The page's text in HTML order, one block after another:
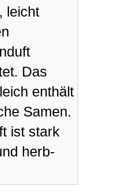
leicht
Das
enthält
Samen.
ist stark
herb-